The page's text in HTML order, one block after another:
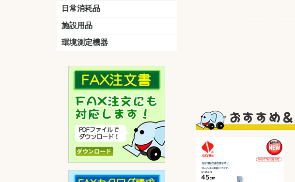
クリーナー
洗濯用洗剤
油汚れ落とし
サビ取り剤
タバコ専用消臭
日常消耗品
トイレットペーパー
ペーパータオル
便座除菌クリーナー
ポリ袋
施設用品
マット・他
ベンチ
灰皿
傘立
くず入れ
環境測定機器